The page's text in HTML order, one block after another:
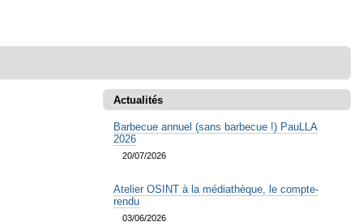
Actualités
Barbecue annuel (sans barbecue !) PauLLA
2026
20/07/2026
Atelier OSINT à la médiathèque, le compte-
rendu
03/06/2026